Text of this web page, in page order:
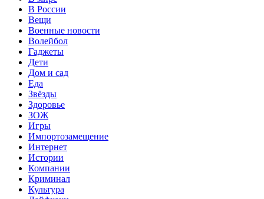
В России
Вещи
Военные новости
Волейбол
Гаджеты
Дети
Дом и сад
Еда
Звёзды
Здоровье
ЗОЖ
Игры
Импортозамещение
Интернет
Истории
Компании
Криминал
Культура